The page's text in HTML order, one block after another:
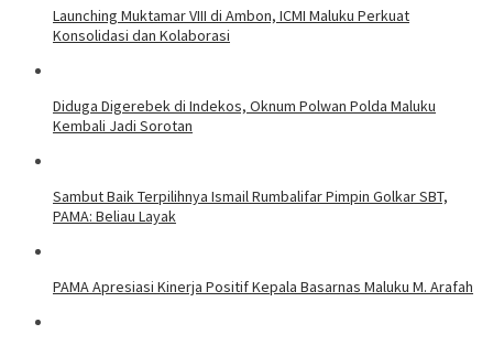
Launching Muktamar VIII di Ambon, ICMI Maluku Perkuat
Konsolidasi dan Kolaborasi
Diduga Digerebek di Indekos, Oknum Polwan Polda Maluku
Kembali Jadi Sorotan
Sambut Baik Terpilihnya Ismail Rumbalifar Pimpin Golkar SBT,
PAMA: Beliau Layak
PAMA Apresiasi Kinerja Positif Kepala Basarnas Maluku M. Arafah